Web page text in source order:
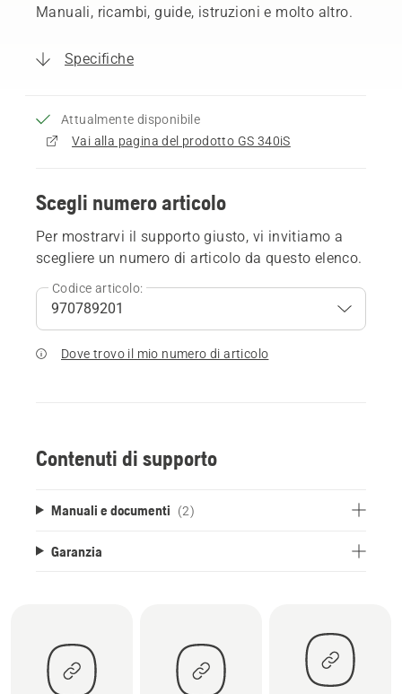
Manuali, ricambi, guide, istruzioni e molto altro.
Specifiche
Attualmente disponibile
Vai alla pagina del prodotto GS 340iS
Scegli numero articolo
Per mostrarvi il supporto giusto, vi invitiamo a
scegliere un numero di articolo da questo elenco.
Codice articolo:
Dove trovo il mio numero di articolo
Contenuti di supporto
Manuali e documenti (2)
Garanzia